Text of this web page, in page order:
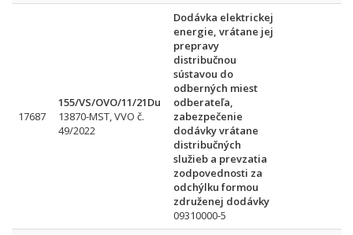
17687
155/VS/OVO/11/21Du
13870-MST, VVO č.
49/2022
Dodávka elektrickej
energie, vrátane jej
prepravy
distribučnou
sústavou do
odberných miest
odberateľa,
zabezpečenie
dodávky vrátane
distribučných
služieb a prevzatia
zodpovednosti za
odchýlku formou
združenej dodávky
09310000-5